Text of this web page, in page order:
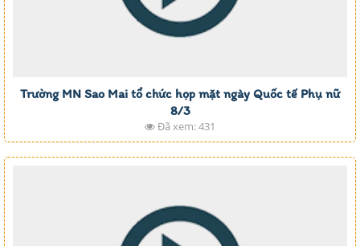
Trường MN Sao Mai tổ chức họp mặt ngày Quốc tế Phụ nữ
8/3
Đã xem: 431